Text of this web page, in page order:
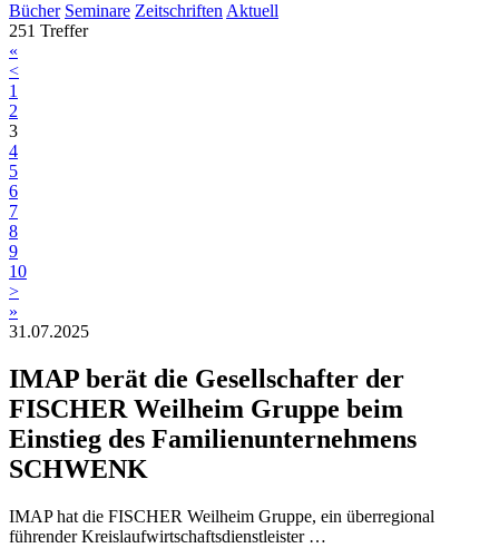
Bücher Seminare ZeitschriftenAktuell
251 Treffer
«
<
1
2
3
4
5
6
7
8
9
10
>
»
31.07.2025
IMAP berät die Gesellschafter der
FISCHER Weilheim Gruppe beim
Einstieg des Familienunternehmens
SCHWENK
IMAP hat die FISCHER Weilheim Gruppe, ein überregional
führender Kreislaufwirtschaftsdienstleister …